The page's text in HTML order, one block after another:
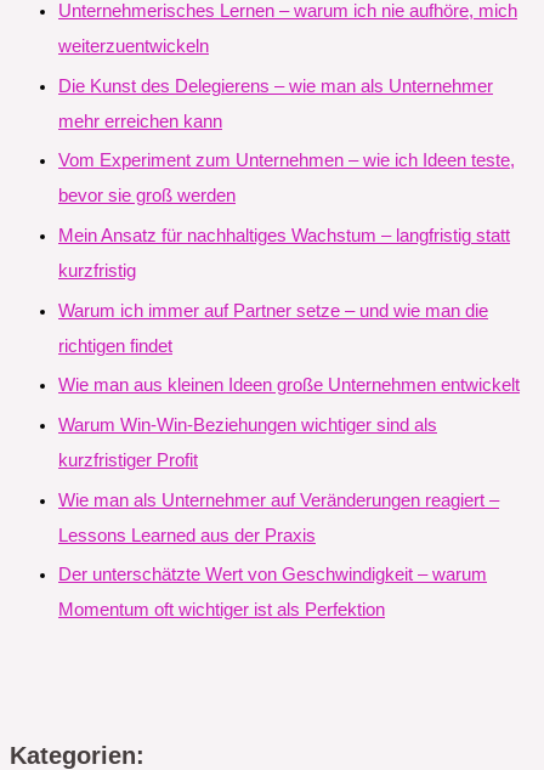
Unternehmerisches Lernen – warum ich nie aufhöre, mich
weiterzuentwickeln
Die Kunst des Delegierens – wie man als Unternehmer
mehr erreichen kann
Vom Experiment zum Unternehmen – wie ich Ideen teste,
bevor sie groß werden
Mein Ansatz für nachhaltiges Wachstum – langfristig statt
kurzfristig
Warum ich immer auf Partner setze – und wie man die
richtigen findet
Wie man aus kleinen Ideen große Unternehmen entwickelt
Warum Win-Win-Beziehungen wichtiger sind als
kurzfristiger Profit
Wie man als Unternehmer auf Veränderungen reagiert –
Lessons Learned aus der Praxis
Der unterschätzte Wert von Geschwindigkeit – warum
Momentum oft wichtiger ist als Perfektion
Kategorien: